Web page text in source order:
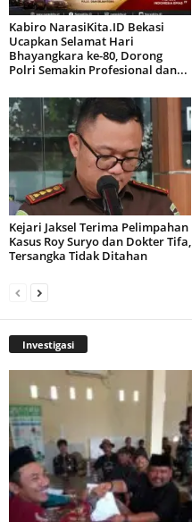
Kabiro NarasiKita.ID Bekasi
Ucapkan Selamat Hari
Bhayangkara ke-80, Dorong
Polri Semakin Profesional dan...
Kejari Jaksel Terima Pelimpahan
Kasus Roy Suryo dan Dokter Tifa,
Tersangka Tidak Ditahan
Investigasi